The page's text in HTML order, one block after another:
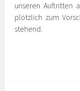
unseren Auftritten
plötzlich zum
stehend.